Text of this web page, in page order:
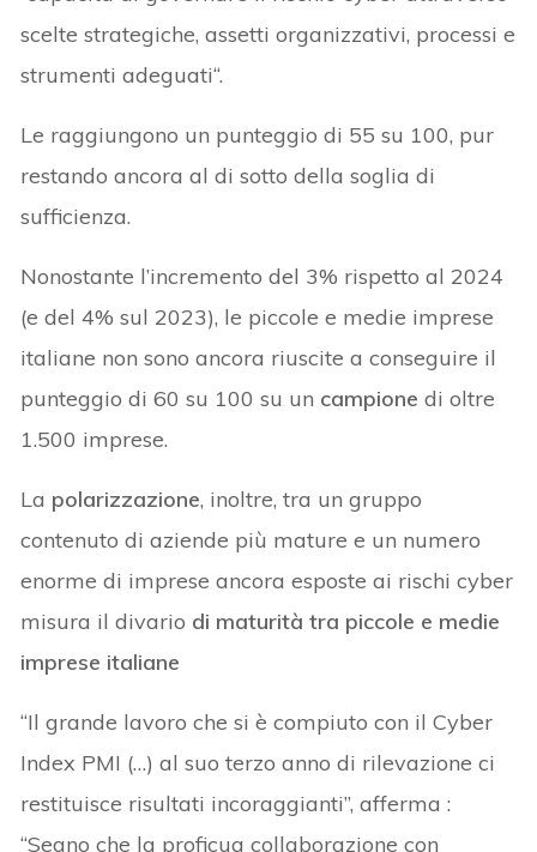
scelte strategiche, assetti organizzativi, processi e
strumenti adeguati“.
Le raggiungono un punteggio di 55 su 100, pur
restando ancora al di sotto della soglia di
sufficienza.
Nonostante l’incremento del 3% rispetto al 2024
(e del 4% sul 2023), le piccole e medie imprese
italiane non sono ancora riuscite a conseguire il
punteggio di 60 su 100 su un campionedi oltre
1.500 imprese.
La polarizzazione, inoltre, tra un gruppo
contenuto di aziende più mature e un numero
enorme di imprese ancora esposte ai rischi cyber
misura il divario di maturità tra piccole e medie
imprese italiane
“Il grande lavoro che si è compiuto con il Cyber
Index PMI (…) al suo terzo anno di rilevazione ci
restituisce risultati incoraggianti”, afferma :
“Segno che la proficua collaborazione con